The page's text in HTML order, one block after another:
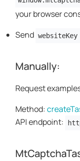
your browser
Send websiteKey
Manually:
Request
Method:
API endpoint: